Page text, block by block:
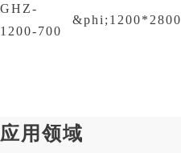
GHZ-
1200-700
&phi;1200*2800
应用领域